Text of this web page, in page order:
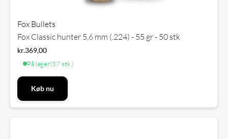
Fox Bullets
Fox Classic hunter 5,6 mm (.224) - 55 gr - 50 stk
kr.369,00
På lager(37 stk.)
Køb nu